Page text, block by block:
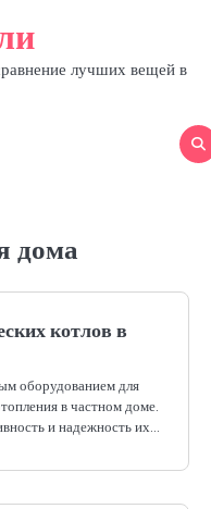
лучших вещей в
дома
котлов в
оборудованием для
в частном доме.
и надежность их…